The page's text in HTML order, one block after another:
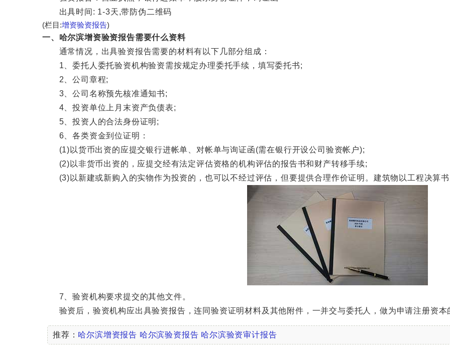
出具时间: 1-3天,带防伪二维码
(栏目:增资验资报告)
一、哈尔滨增资验资报告需要什么资料
通常情况，出具验资报告需要的材料有以下几部分组成：
1、委托人委托验资机构验资需按规定办理委托手续，填写委托书;
2、公司章程;
3、公司名称预先核准通知书;
4、投资单位上月末资产负债表;
5、投资人的合法身份证明;
6、各类资金到位证明：
(1)以货币出资的应提交银行进帐单、对帐单与询证函(需在银行开设公司验资帐户);
(2)以非货币出资的，应提交经有法定评估资格的机构评估的报告书和财产转移手续;
(3)以新建或新购入的实物作为投资的，也可以不经过评估，但要提供合理作价证明。建筑物以工程决算
7、验资机构要求提交的其他文件。
验资后，验资机构应出具验资报告，连同验资证明材料及其他附件，一并交与委托人，做为申请注册资本
推荐： 哈尔滨增资报告 哈尔滨验资报告 哈尔滨验资审计报告